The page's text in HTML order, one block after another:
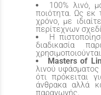
100% λινό,
ποιότητα. Ως εκ
χρόνο, με
περίτεχνων
Η
διαδικασία
Masters of
λινού
ότι πρόκειται
άνθρακα αλλά
παραγωγής.